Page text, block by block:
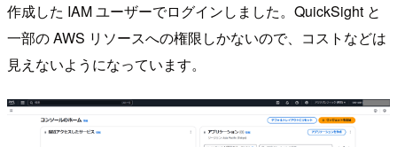
作成した IAM ユーザーでログインしました。QuickSight と
一部の AWS リソースへの権限しかないので、コストなどは
見えないようになっています。